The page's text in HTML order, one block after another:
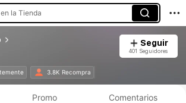
la Tienda
Seguir
401 Seguidores
3.8K Recompra
Promo Comentarios